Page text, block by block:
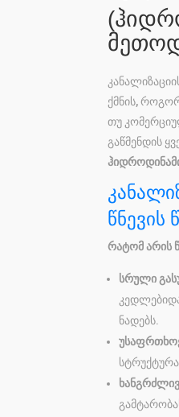
ქმნის,
თუ
გაწმენდის
რატომ არის
სრული
ნადებს.